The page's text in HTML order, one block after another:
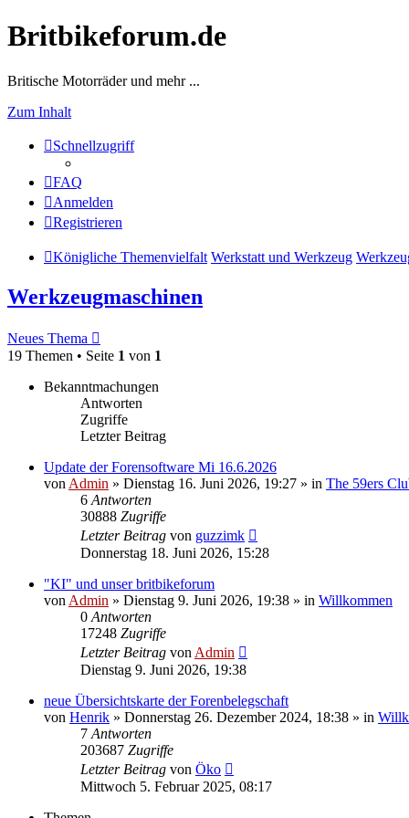
Britbikeforum.de
Britische Motorräder und mehr ...
Zum Inhalt
Schnellzugriff
FAQ
Anmelden
Registrieren
Königliche Themenvielfalt Werkstatt und Werkzeug
Werkzeugmaschinen
Neues Thema
19 Themen • Seite 1 von 1
Bekanntmachungen
Antworten
Zugriffe
Letzter Beitrag
Update der Forensoftware Mi 16.6.2026
von Admin » Dienstag 16. Juni 2026, 19:27 » in The 59ers
6 Antworten
30888 Zugriffe
Letzter Beitrag von guzzimk
Donnerstag 18. Juni 2026, 15:28
"KI" und unser britbikeforum
von Admin » Dienstag 9. Juni 2026, 19:38 » in Willkommen
0 Antworten
17248 Zugriffe
Letzter Beitrag von Admin
Dienstag 9. Juni 2026, 19:38
neue Übersichtskarte der Forenbelegschaft
von Henrik » Donnerstag 26. Dezember 2024, 18:38 » in
7 Antworten
203687 Zugriffe
Letzter Beitrag von Öko
Mittwoch 5. Februar 2025, 08:17